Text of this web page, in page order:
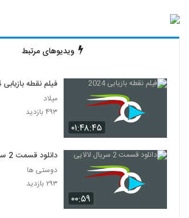
ویدیوهای مرتبط
۰۱:۴۸:۴۵
فیلم نقطه بازیابی 2024
میلاد
۴۹۳ بازدید
۰۰:۵۹
دانلود قسمت 2 سریال لالایی
دوستی ها
۲۹۳ بازدید